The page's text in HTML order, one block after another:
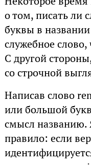
о том, писать ли
буквы в
служебное слово,
С другой
со строчной
Написав слово
или большой
смысл названию.
правило: если